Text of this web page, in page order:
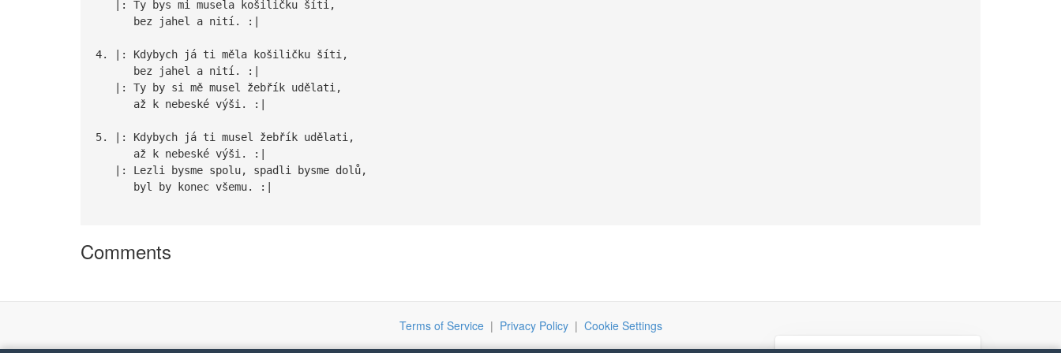
|: Ty bys mi musela košiličku šíti,
bez jahel a nití. :|
4. |: Kdybych já ti měla košiličku šíti,
bez jahel a nití. :|
|: Ty by si mě musel žebřík udělati,
až k nebeské výši. :|
5. |: Kdybych já ti musel žebřík udělati,
až k nebeské výši. :|
|: Lezli bysme spolu, spadli bysme dolů,
byl by konec všemu. :|
Comments
Terms of Service| Privacy Policy| Cookie Settings